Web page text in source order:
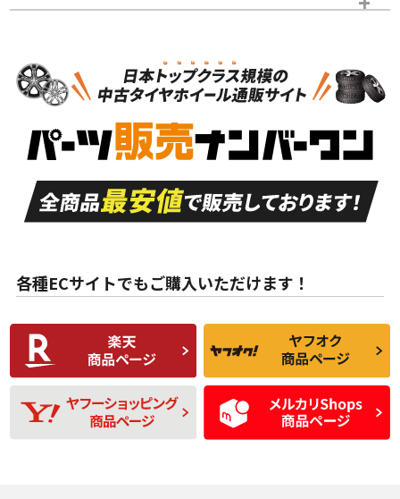
S
品）
S
新車外し品（新古
付き
A
走行距離も少なく、
目立つ傷もほとんど
ない中古品
A
走行距離も少なく、
非常に状態の良い中
古品
な中古品
んどない中古品
C
比較的きれいな中古
品
C
られるが、使用に問
題のない中古品
D
使用感や目立つ傷が
あり、一般的な中古
品
D
残り溝も少なく、偏
磨耗がみられ、短期
間使用できるくらい
の中古品
スタッドレスタイヤホイールセット
各種ECサイトでもご購入いただけます！